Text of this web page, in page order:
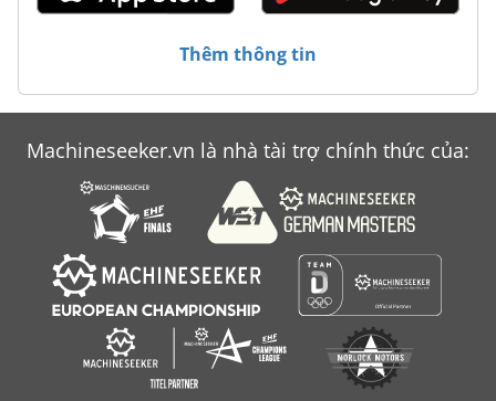
Thêm thông tin
Machineseeker.vn là nhà tài trợ chính thức của: